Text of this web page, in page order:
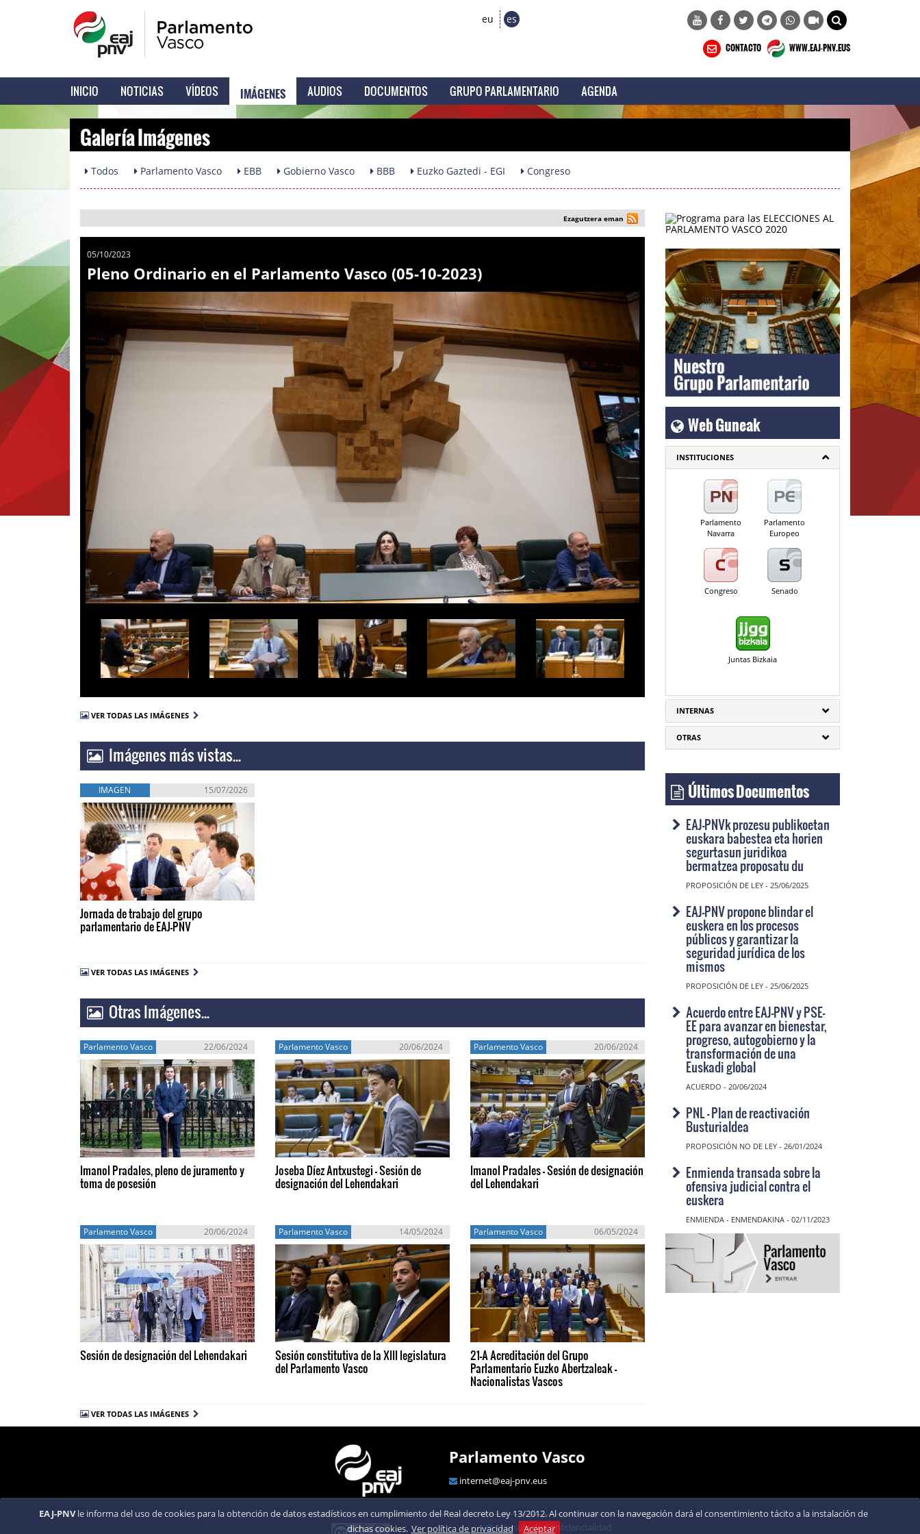
eu es
CONTACTO WWW.EAJ-PNV.EUS
INICIO NOTICIAS VÍDEOS IMÁGENES AUDIOS DOCUMENTOS GRUPO PARLAMENTARIO AGENDA
Galería Imágenes
Todos Parlamento Vasco EBB Gobierno Vasco BBB Euzko Gaztedi - EGI Congreso
Ezagutzera eman
05/10/2023
Pleno Ordinario en el Parlamento Vasco (05-10-2023)
VER TODAS LAS IMÁGENES
Imágenes más vistas...
IMAGEN 15/07/2026
Jornada de trabajo del grupo
parlamentario de EAJ-PNV
VER TODAS LAS IMÁGENES
Otras Imágenes...
Parlamento Vasco 22/06/2024
Imanol Pradales, pleno de juramento y
toma de posesión
Parlamento Vasco 20/06/2024
Joseba Díez Antxustegi - Sesión de
designación del Lehendakari
Parlamento Vasco 20/06/2024
Imanol Pradales - Sesión de designación
del Lehendakari
Parlamento Vasco 20/06/2024
Sesión de designación del Lehendakari
Parlamento Vasco 14/05/2024
Sesión constitutiva de la XIII legislatura
del Parlamento Vasco
Parlamento Vasco 06/05/2024
21-A Acreditación del Grupo
Parlamentario Euzko Abertzaleak -
Nacionalistas Vascos
VER TODAS LAS IMÁGENES
Web Guneak
INSTITUCIONES
Parlamento
Navarra
Parlamento
Europeo
Congreso Senado
Juntas Bizkaia
INTERNAS
OTRAS
Últimos Documentos
EAJ-PNVk prozesu publikoetan
euskara babestea eta horien
segurtasun juridikoa
bermatzea proposatu du
PROPOSICIÓN DE LEY - 25/06/2025
EAJ-PNV propone blindar el
euskera en los procesos
públicos y garantizar la
seguridad jurídica de los
mismos
PROPOSICIÓN DE LEY - 25/06/2025
Acuerdo entre EAJ-PNV y PSE-
EE para avanzar en bienestar,
progreso, autogobierno y la
transformación de una
Euskadi global
ACUERDO - 20/06/2024
PNL - Plan de reactivación
Busturialdea
PROPOSICIÓN NO DE LEY - 26/01/2024
Enmienda transada sobre la
ofensiva judicial contra el
euskera
ENMIENDA - ENMENDAKINA - 02/11/2023
Parlamento Vasco
internet@eaj-pnv.eus
Cláusula de Confidencialidad
EAJ-PNVle informa del uso de cookies para la obtención de datos estadísticos en cumplimiento del Real decreto Ley 13/2012. Al continuar con la navegación dará el consentimiento tácito a la instalación de
dichas cookies. Ver política de privacidad Aceptar